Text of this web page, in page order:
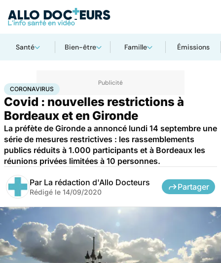
Santé Bien-être Famille Émissions
AccueilSantéMaladies Coronavirus
CORONAVIRUS
Covid : nouvelles restrictions à
Bordeaux et en Gironde
La préfète de Gironde a annoncé lundi 14 septembre une
série de mesures restrictives : les rassemblements
publics réduits à 1.000 participants et à Bordeaux les
réunions privées limitées à 10 personnes.
Par La rédaction d'Allo Docteurs
Rédigé le 14/09/2020
Partager